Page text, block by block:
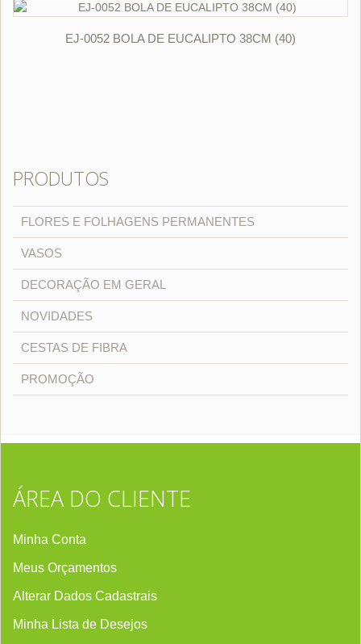
EJ-0052 BOLA DE EUCALIPTO 38CM (40)
PRODUTOS
FLORES E FOLHAGENS PERMANENTES
VASOS
DECORAÇÃO EM GERAL
NOVIDADES
CESTAS DE FIBRA
PROMOÇÃO
ÁREA DO CLIENTE
Minha Conta
Meus Orçamentos
Alterar Dados Cadastrais
Minha Lista de Desejos